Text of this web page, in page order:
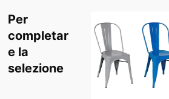
Per
completar
e la
selezione